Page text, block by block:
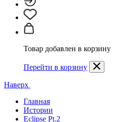
Товар добавлен в корзину
Перейти в корзину
Наверх
Главная
Истории
Eclipse Pt.2